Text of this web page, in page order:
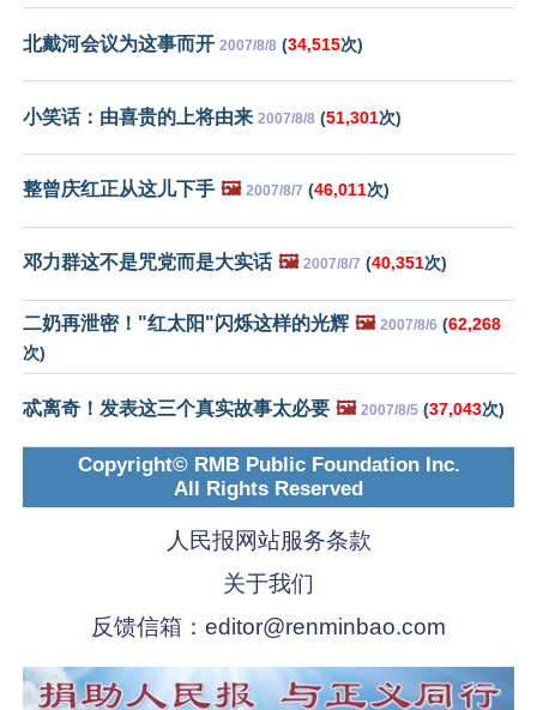
北戴河会议为这事而开 2007/8/8 (34,515次)
小笑话：由喜贵的上将由来 2007/8/8 (51,301次)
整曾庆红正从这儿下手 🖼️ 2007/8/7 (46,011次)
邓力群这不是咒党而是大实话 🖼️ 2007/8/7 (40,351次)
二奶再泄密！"红太阳"闪烁这样的光辉 🖼️ 2007/8/6 (62,268
次)
忒离奇！发表这三个真实故事太必要 🖼️ 2007/8/5 (37,043次)
Copyright© RMB Public Foundation Inc.
All Rights Reserved
人民报网站服务条款
关于我们
反馈信箱： editor@renminbao.com